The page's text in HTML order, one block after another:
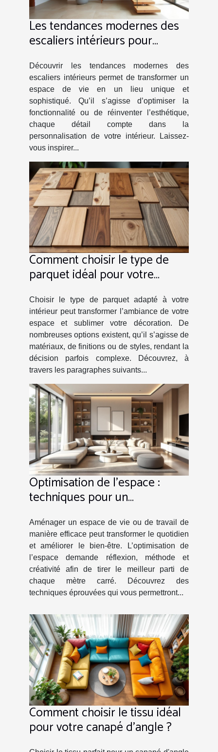
Les tendances modernes des
escaliers intérieurs pour
Découvrir les tendances modernes des
escaliers intérieurs permet de transformer un
espace de vie en un lieu unique et
sophistiqué. Qu’il s’agisse d’optimiser la
fonctionnalité ou de réinventer l’esthétique,
chaque détail compte dans la
personnalisation de votre intérieur. Laissez-
vous inspirer...
Comment choisir le type de
parquet idéal pour votre
Choisir le type de parquet adapté à votre
intérieur peut transformer l’ambiance de votre
espace et sublimer votre décoration. De
nombreuses options existent, qu’il s’agisse de
matériaux, de finitions ou de styles, rendant la
décision parfois complexe. Découvrez, à
travers les paragraphes suivants...
Optimisation de l'espace :
techniques pour un
Aménager un espace de vie ou de travail de
manière efficace peut transformer le quotidien
et améliorer le bien-être. L’optimisation de
l’espace demande réflexion, méthode et
créativité afin de tirer le meilleur parti de
chaque mètre carré. Découvrez des
techniques éprouvées qui vous permettront...
Comment choisir le tissu idéal
pour votre canapé d'angle ?